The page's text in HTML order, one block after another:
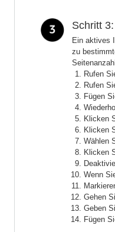
Schritt
Ein aktives
zu
Rufen
Rufen
Fügen
Klicken
Klicken
Wählen
Klicken
Wenn
Gehen
Geben
Fügen